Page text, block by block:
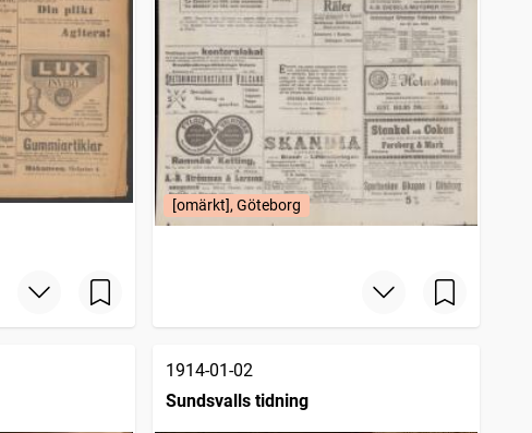
[omärkt], Göteborg
1914-01-02
Sundsvalls tidning